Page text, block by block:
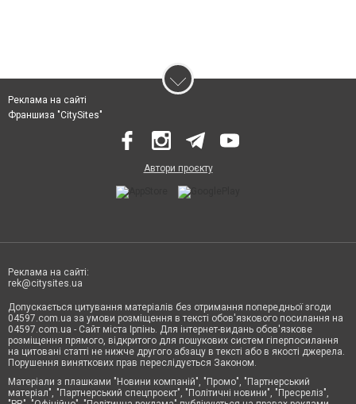
Реклама на сайті
Франшиза "CitySites"
Автори проєкту
Реклама на сайті:
rek@citysites.ua
Допускається цитування матеріалів без отримання попередньої згоди
04597.com.ua за умови розміщення в тексті обов'язкового посилання на
04597.com.ua - Сайт міста Ірпінь. Для інтернет-видань обов'язкове
розміщення прямого, відкритого для пошукових систем гіперпосилання
на цитовані статті не нижче другого абзацу в тексті або в якості джерела.
Порушення виняткових прав переслідується Законом.
Матеріали з плашками "Новини компаній", "Промо", "Партнерський
матеріал", "Партнерський спецпроєкт", "Політичні новини", "Пресреліз",